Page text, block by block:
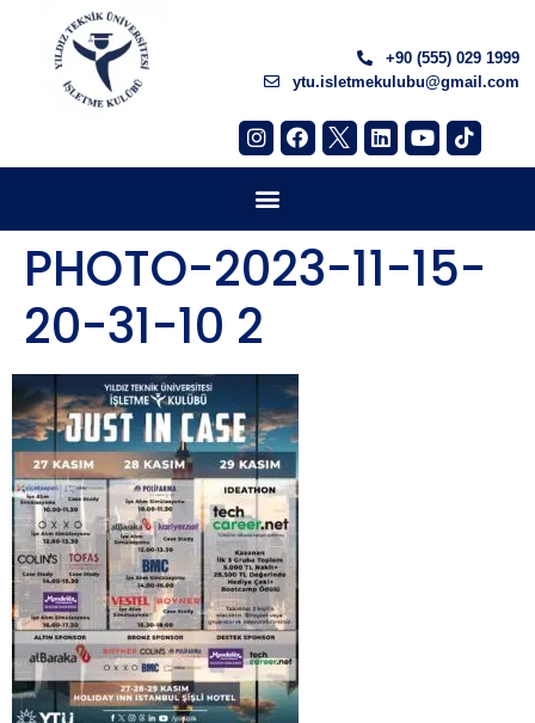
+90 (555) 029 1999
ytu.isletmekulubu@gmail.com
PHOTO-2023-11-15-
20-31-10 2